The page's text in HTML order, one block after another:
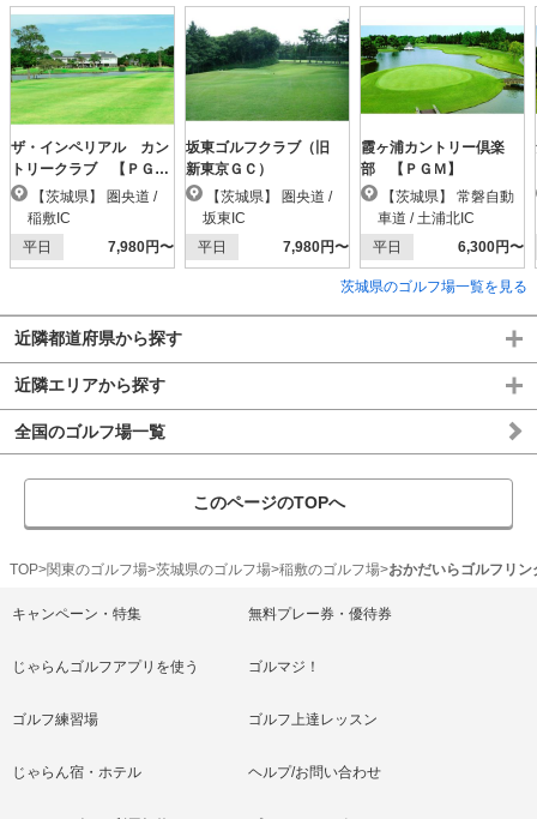
ザ・インペリアル カン
トリークラブ 【ＰＧ
Ｍ】
稲敷IC
平日
7,980円〜
坂東ゴルフクラブ（旧
新東京ＧＣ）
坂東IC
平日
7,980円〜
霞ヶ浦カントリー倶楽
部 【ＰＧＭ】
車道 / 土浦北IC
平日
6,300円〜
茨城県のゴルフ場一覧を見る
近隣都道府県から探す
近隣エリアから探す
全国のゴルフ場一覧
このページのTOPへ
TOP 関東のゴルフ場 茨城県のゴルフ場 稲敷のゴルフ場 おかだいらゴルフリ
キャンペーン・特集 無料プレー券・優待券
じゃらんゴルフアプリを使う ゴルマジ！
ゴルフ練習場 ゴルフ上達レッスン
じゃらん宿・ホテル ヘルプ/お問い合わせ